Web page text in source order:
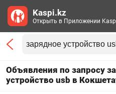
Объявления по запросу
устройство usb в
Kaspi.kz
Открыть в Приложении